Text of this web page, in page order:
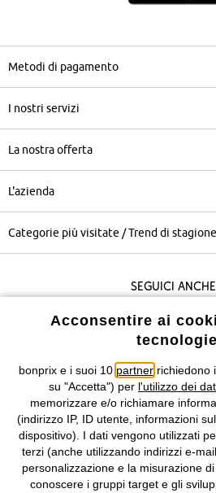
Metodi di pagamento
I nostri servizi
La nostra offerta
L'azienda
Categorie più visitate / Trend di stagione
Seguici
I prezzi sono IVA inclusa. Non includono
costi di
Condizioni di vendita
Informativa privacy e cookie
Informazioni legali
Acconsentire ai
bonprix e i suoi 10 partnerrichiedono
su "Accetta") per l'utilizzo dei
memorizzare e/o richiamare
(indirizzo IP, ID utente, informazioni
dispositivo). I dati vengono utilizzati
terzi (anche utilizzando indirizzi e-
personalizzazione e la misurazione
conoscere i gruppi target e gli